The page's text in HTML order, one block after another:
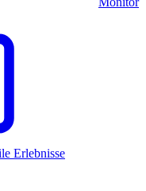
Erlebnisse